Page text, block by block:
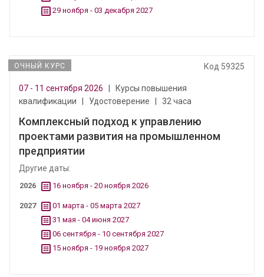
29 ноября - 03 декабря 2027
ОЧНЫЙ КУРС Код 59325
07 - 11 сентября 2026
Курсы повышения
квалификации
Удостоверение 32 часа
Комплексный подход к управлению
проектами развития на промышленном
предприятии
Другие даты:
2026 16 ноября - 20 ноября 2026
2027
01 марта - 05 марта 2027
31 мая - 04 июня 2027
06 сентября - 10 сентября 2027
15 ноября - 19 ноября 2027